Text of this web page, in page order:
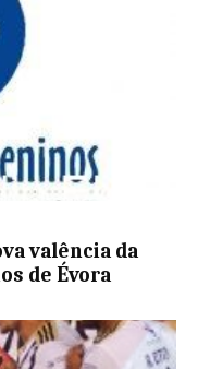
valência da
de Évora